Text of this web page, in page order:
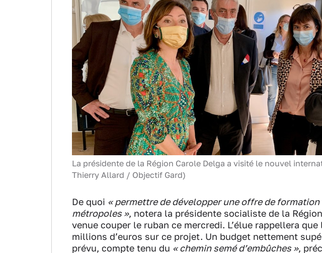
La présidente de la Région Carole Delga a visité le nouvel
Thierry Allard / Objectif Gard)
De quoi « permettre de développer une offre de
métropoles », notera la présidente socialiste de la
venue couper le ruban ce mercredi. L’élue rappellera
millions d’euros sur ce projet. Un budget nettement
prévu, compte tenu du « chemin semé d’embûches »,